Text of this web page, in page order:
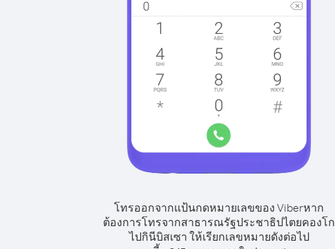
โทรออกจากแป้นกดหมายเลขของ Viberหาก
ต้องการโทรจากสาธารณรัฐประชาธิปไตยคองโก
ไปกินีบิสเซา ให้เรียกเลขหมายดังต่อไป